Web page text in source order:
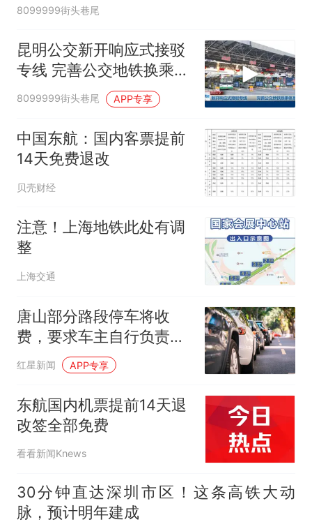
8099999街头巷尾
昆明公交新开响应式接驳
专线 完善公交地铁换乘体
系
8099999街头巷尾 APP专享
中国东航：国内客票提前
14天免费退改
贝壳财经
注意！上海地铁此处有调
整
上海交通
唐山部分路段停车将收
费，要求车主自行负责车
辆及物品安全 管理公司回
红星新闻 APP专享
东航国内机票提前14天退
改签全部免费
看看新闻Knews
30分钟直达深圳市区！这条高铁大动
脉，预计明年建成